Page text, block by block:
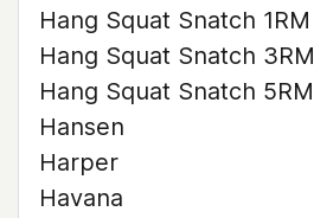
Hang Squat Snatch 1RM
Hang Squat Snatch 3RM
Hang Squat Snatch 5RM
Hansen
Harper
Havana